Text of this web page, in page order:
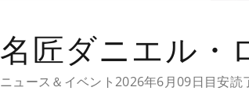
名匠ダニエル・
ニュース＆イベント2026年6月09日目安読